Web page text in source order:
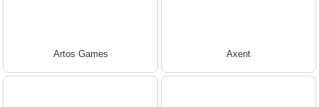
Artos Games Axent